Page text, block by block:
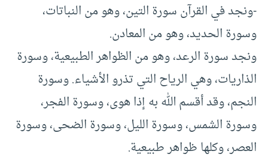
-ونجد في القرآن سورة التين، وهو من النباتات،
وسورة الحديد، وهو من المعادن.
ونجد سورة الرعد، وهو من الظواهر الطبيعية، وسورة
الذاريات، وهي الرياح التي تذرو الأشياء. وسورة
النجم، وقد أقسم الله به إذا هوى، وسورة الفجر،
وسورة الشمس، وسورة الليل، وسورة الضحى، وسورة
العصر، وكلها ظواهر طبيعية.